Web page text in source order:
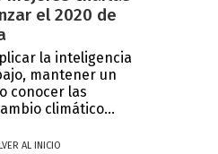
el 2020 de
la inteligencia
mantener un
conocer las
climático...
AL INICIO